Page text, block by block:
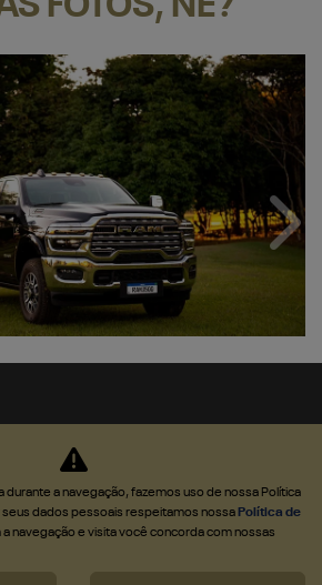
durante a navegação, fazemos uso de nossa Política
dados pessoais respeitamos nossa Política de
a navegação e visita você concorda com nossas